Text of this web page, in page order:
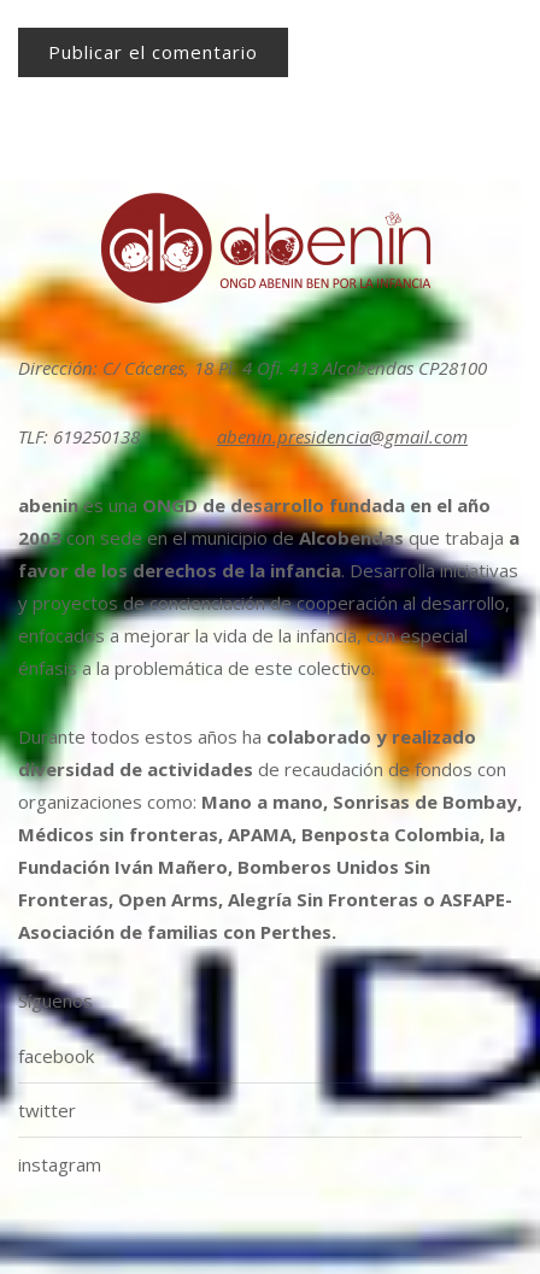
Dirección: C/ Cáceres, 18 Pl. 4 Ofi. 413 Alcobendas CP28100
TLF: 619250138 abenin.presidencia@gmail.com
abenines una ONGD de desarrollo fundada en el año
2003con sede en el municipio deAlcobendasque trabaja a
favor de los derechos de la infancia. Desarrolla iniciativas
y proyectos de concienciación de cooperación al desarrollo,
enfocados a mejorar la vida de la infancia, con especial
énfasis a la problemática de este colectivo.
Durante todos estos años ha colaborado y realizado
diversidad de actividades de recaudación de fondos con
organizaciones como: Mano a mano, Sonrisas de Bombay,
Médicos sin fronteras, APAMA, Benposta Colombia, la
Fundación Iván Mañero, Bomberos Unidos Sin
Fronteras, Open Arms, Alegría Sin Fronteras o ASFAPE-
Asociación de familias con Perthes.
Síguenos
facebook
twitter
instagram